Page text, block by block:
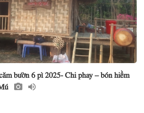
bườn 6 pì 2025- Chi phay – bón hiềm